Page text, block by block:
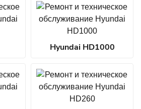
Hyundai HD1000